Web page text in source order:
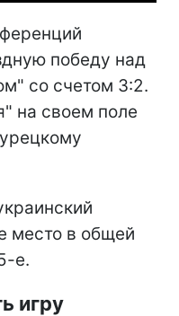
победу над
со счетом 3:2.
на своем поле
место в общей
е.
игру